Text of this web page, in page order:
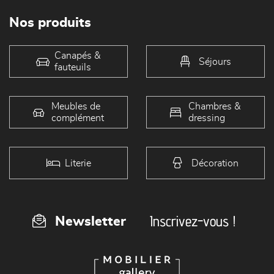
Nos produits
Canapés &
fauteuils
Séjours
Meubles de
complément
Chambres &
dressing
Literie Décoration
Newsletter Inscrivez-vous !